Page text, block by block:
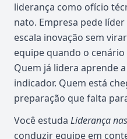
liderança como ofício
nato. Empresa pede
escala inovação sem
equipe quando o
Quem já lidera aprende
indicador. Quem está
preparação que falta
Você estuda Liderança
conduzir equipe em